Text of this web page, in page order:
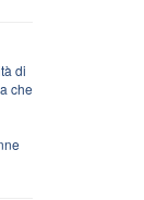
di
che